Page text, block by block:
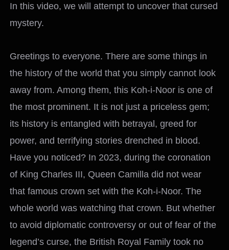
In this video, we will attempt to uncover that cursed
mystery.
Greetings to everyone. There are some things in
the history of the world that you simply cannot look
away from. Among them, this Koh-i-Noor is one of
the most prominent. It is not just a priceless gem;
its history is entangled with betrayal, greed for
power, and terrifying stories drenched in blood.
Have you noticed? In 2023, during the coronation
of King Charles III, Queen Camilla did not wear
that famous crown set with the Koh-i-Noor. The
whole world was watching that crown. But whether
to avoid diplomatic controversy or out of fear of the
legend’s curse, the British Royal Family took no